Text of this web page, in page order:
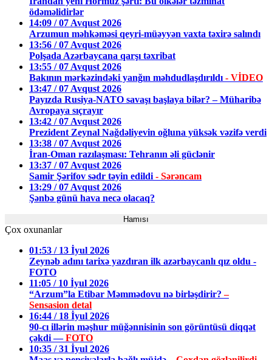
ödəməlidirlər
14:09 / 07 Avqust 2026
Arzumun məhkəməsi qeyri-müəyyən vaxta təxirə salındı
13:56 / 07 Avqust 2026
Polşada Azərbaycana qarşı təxribat
13:55 / 07 Avqust 2026
Bakının mərkəzindəki yanğın məhdudlaşdırıldı - VİDEO
13:47 / 07 Avqust 2026
Payızda Rusiya-NATO savaşı başlaya bilər? – Müharibə
Avropaya sıçrayır
13:42 / 07 Avqust 2026
Prezident Zeynal Nağdəliyevin oğluna yüksək vəzifə verdi
13:38 / 07 Avqust 2026
İran-Oman razılaşması: Tehranın əli güclənir
13:37 / 07 Avqust 2026
Samir Şərifov sədr təyin edildi - Sərəncam
13:29 / 07 Avqust 2026
Şənbə günü hava necə olacaq?
Hamısı
Çox oxunanlar
01:53 / 13 İyul 2026
Zeynəb adını tarixə yazdıran ilk azərbaycanlı qız oldu -
FOTO
11:05 / 10 İyul 2026
“Arzum”la Etibar Məmmədovu nə birləşdirir?–
Sensasion detal
16:44 / 18 İyul 2026
90-cı illərin məşhur müğənnisinin son görüntüsü diqqət
çəkdi —FOTO
10:35 / 31 İyul 2026